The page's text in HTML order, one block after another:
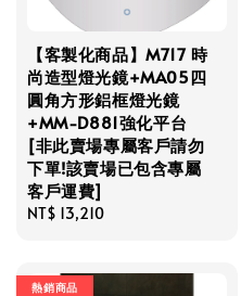
【客製化商品】M717 時
尚造型燈光鏡+MA05四
圓角方形鋁框燈光鏡
+MM-D881強化平台
[非此賣場專屬客戶請勿
下單!該賣場已包含專屬
客戶運費]
Regular
NT$ 13,210
熱銷商品